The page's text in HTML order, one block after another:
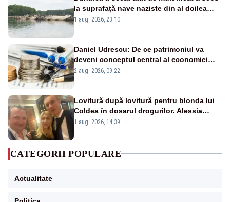
la suprafață nave naziste din al doilea
război mondial
1 aug. 2026, 23:10
Daniel Udrescu: De ce patrimoniul va
deveni conceptul central al economiei
viitoare?
2 aug. 2026, 09:22
Lovitură după lovitură pentru blonda lui
Coldea în dosarul drogurilor. Alessia
Păcuraru explică decizia magistraților
1 aug. 2026, 14:39
CATEGORII POPULARE
Actualitate